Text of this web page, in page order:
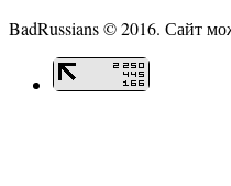
BadRussians © 2016. Сайт